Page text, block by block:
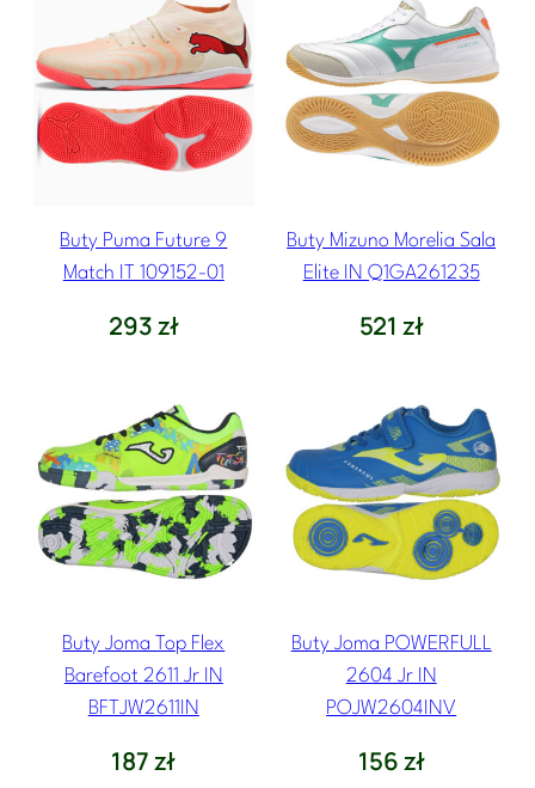
Buty Puma Future 9
Match IT 109152-01
293zł
Buty Mizuno Morelia Sala
Elite IN Q1GA261235
521 zł
Buty Joma Top Flex
Barefoot 2611 Jr IN
BFTJW2611IN
187zł
Buty Joma POWERFULL
2604 Jr IN
POJW2604INV
156zł